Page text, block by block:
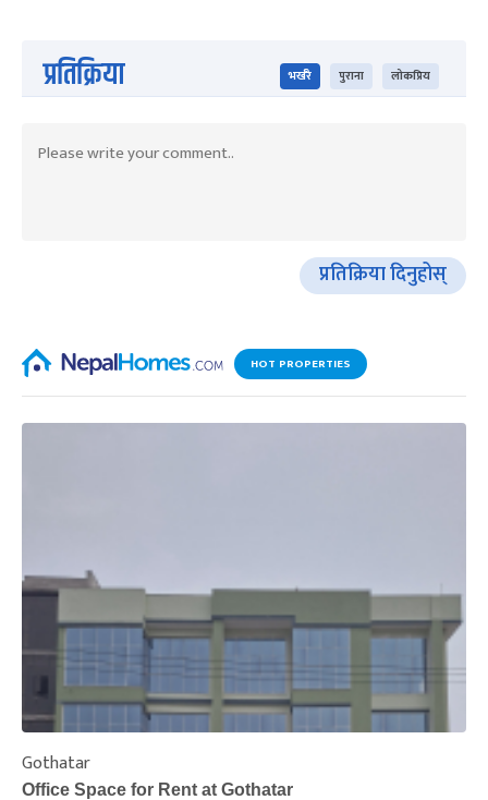
प्रतिक्रिया भर्खरै पुराना लोकप्रिय
प्रतिक्रिया दिनुहोस्
HOT PROPERTIES
Gothatar
Office Space for Rent at Gothatar